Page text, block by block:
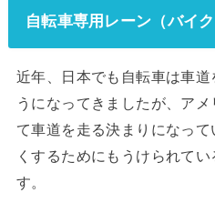
自転車専用レーン（バイク
近年、日本でも自転車は車
うになってきましたが、ア
て車道を走る決まりになっ
くするためにもうけられて
す。